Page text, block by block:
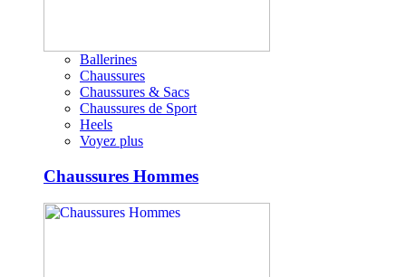
Ballerines
Chaussures
Chaussures & Sacs
Chaussures de Sport
Heels
Voyez plus
Chaussures Hommes